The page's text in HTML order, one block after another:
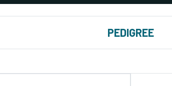
PEDIGREE